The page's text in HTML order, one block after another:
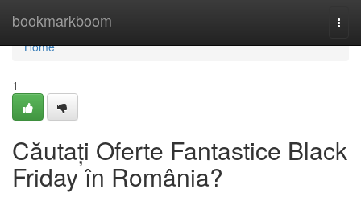
bookmarkboom
Home
Home
1
Căutați Oferte Fantastice Black
Friday în România?